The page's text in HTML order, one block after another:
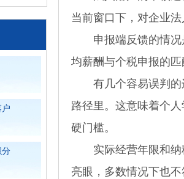
分
当前窗口下，对企业
申报端反馈的情况是
均薪酬与个税申报的
有几个容易误判的边
路径里。这意味着个
硬门槛。
实际经营年限和纳税
亮眼，多数情况下也